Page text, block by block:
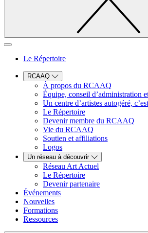
Le Répertoire
RCAAQ
À propos du RCAAQ
Équipe, conseil d’administration
Un centre d’artistes autogéré,
Le Répertoire
Devenir membre du RCAAQ
Vie du RCAAQ
Soutien et affiliations
Logos
Un réseau à découvrir
Réseau Art Actuel
Le Répertoire
Devenir partenaire
Événements
Nouvelles
Formations
Ressources